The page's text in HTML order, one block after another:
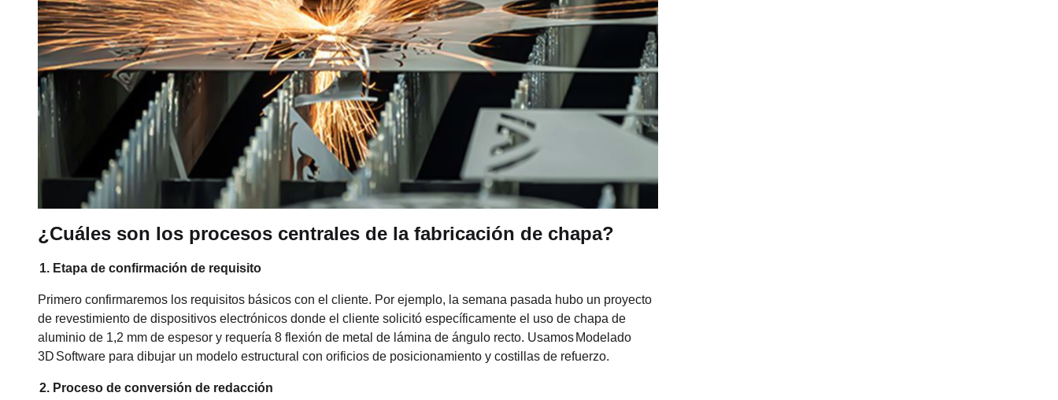
¿Cuáles son los procesos centrales de la fabricación de chapa?
1. Etapa de confirmación de requisito
Primero confirmaremos los requisitos básicos con el cliente. Por ejemplo, la semana pasada hubo un proyecto
de revestimiento de dispositivos electrónicos donde el cliente solicitó específicamente el uso de chapa de
aluminio de 1,2 mm de espesor y requería 8 flexión de metal de lámina de ángulo recto. Usamos Modelado
3D Software para dibujar un modelo estructural con orificios de posicionamiento y costillas de refuerzo.
2. Proceso de conversión de redacción